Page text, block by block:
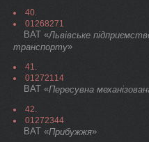
40.
01268271
ВАТ «Львівське
транспорту»
41.
01272114
ВАТ «Пересувна
42.
01272344
ВАТ «Прибужжя»